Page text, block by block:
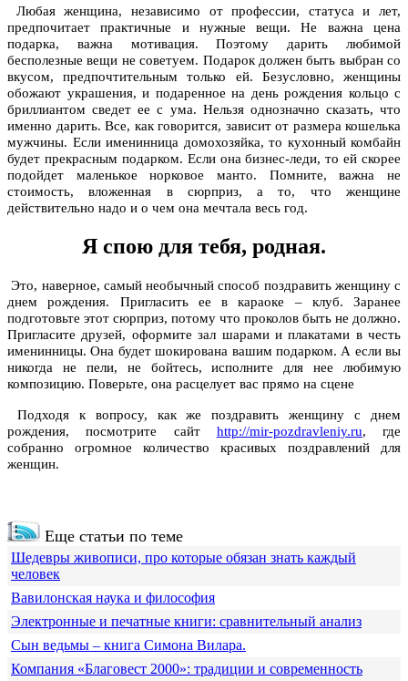
Любая женщина, независимо от профессии, статуса и лет,
предпочитает практичные и нужные вещи. Не важна цена
подарка, важна мотивация. Поэтому дарить любимой
бесполезные вещи не советуем. Подарок должен быть выбран со
вкусом, предпочтительным только ей. Безусловно, женщины
обожают украшения, и подаренное на день рождения кольцо с
бриллиантом сведет ее с ума. Нельзя однозначно сказать, что
именно дарить. Все, как говорится, зависит от размера кошелька
мужчины. Если именинница домохозяйка, то кухонный комбайн
будет прекрасным подарком. Если она бизнес-леди, то ей скорее
подойдет маленькое норковое манто. Помните, важна не
стоимость, вложенная в сюрприз, а то, что женщине
действительно надо и о чем она мечтала весь год.
Я спою для тебя, родная.
Это, наверное, самый необычный способ поздравить женщину с
днем рождения. Пригласить ее в караоке – клуб. Заранее
подготовьте этот сюрприз, потому что проколов быть не должно.
Пригласите друзей, оформите зал шарами и плакатами в честь
именинницы. Она будет шокирована вашим подарком. А если вы
никогда не пели, не бойтесь, исполните для нее любимую
композицию. Поверьте, она расцелует вас прямо на сцене
Подходя к вопросу, как же поздравить женщину с днем
рождения, посмотрите сайт http://mir-pozdravleniy.ru, где
собранно огромное количество красивых поздравлений для
женщин.
Еще статьи по теме
Шедевры живописи, про которые обязан знать каждый
человек
Вавилонская наука и философия
Электронные и печатные книги: сравнительный анализ
Сын ведьмы – книга Симона Вилара.
Компания «Благовест 2000»: традиции и современность